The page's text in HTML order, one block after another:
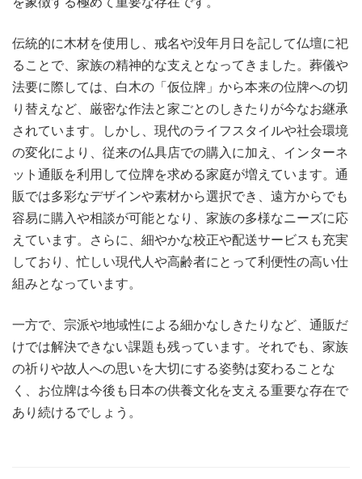
伝統的に木材を使用し、戒名や没年月日を記して仏壇に祀
ることで、家族の精神的な支えとなってきました。葬儀や
法要に際しては、白木の「仮位牌」から本来の位牌への切
り替えなど、厳密な作法と家ごとのしきたりが今なお継承
されています。しかし、現代のライフスタイルや社会環境
の変化により、従来の仏具店での購入に加え、インターネ
ット通販を利用して位牌を求める家庭が増えています。通
販では多彩なデザインや素材から選択でき、遠方からでも
容易に購入や相談が可能となり、家族の多様なニーズに応
えています。さらに、細やかな校正や配送サービスも充実
しており、忙しい現代人や高齢者にとって利便性の高い仕
組みとなっています。
一方で、宗派や地域性による細かなしきたりなど、通販だ
けでは解決できない課題も残っています。それでも、家族
の祈りや故人への思いを大切にする姿勢は変わることな
く、お位牌は今後も日本の供養文化を支える重要な存在で
あり続けるでしょう。